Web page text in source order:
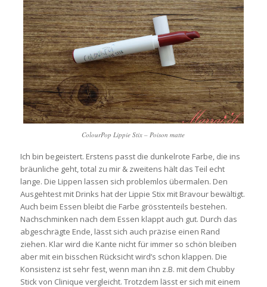
ColourPop Lippie Stix – Poison matte
Ich bin begeistert. Erstens passt die dunkelrote Farbe, die ins
bräunliche geht, total zu mir & zweitens hält das Teil echt
lange. Die Lippen lassen sich problemlos übermalen. Den
Ausgehtest mit Drinks hat der Lippie Stix mit Bravour bewältigt.
Auch beim Essen bleibt die Farbe grösstenteils bestehen.
Nachschminken nach dem Essen klappt auch gut. Durch das
abgeschrägte Ende, lässt sich auch präzise einen Rand
ziehen. Klar wird die Kante nicht für immer so schön bleiben
aber mit ein bisschen Rücksicht wird’s schon klappen. Die
Konsistenz ist sehr fest, wenn man ihn z.B. mit dem Chubby
Stick von Clinique vergleicht. Trotzdem lässt er sich mit einem